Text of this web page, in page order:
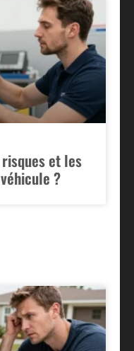
et les
?